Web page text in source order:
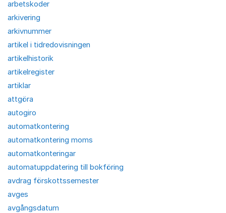
arbetskoder
arkivering
arkivnummer
artikel i tidredovisningen
artikelhistorik
artikelregister
artiklar
attgöra
autogiro
automatkontering
automatkontering moms
automatkonteringar
automatuppdatering till bokföring
avdrag förskottssemester
avges
avgångsdatum